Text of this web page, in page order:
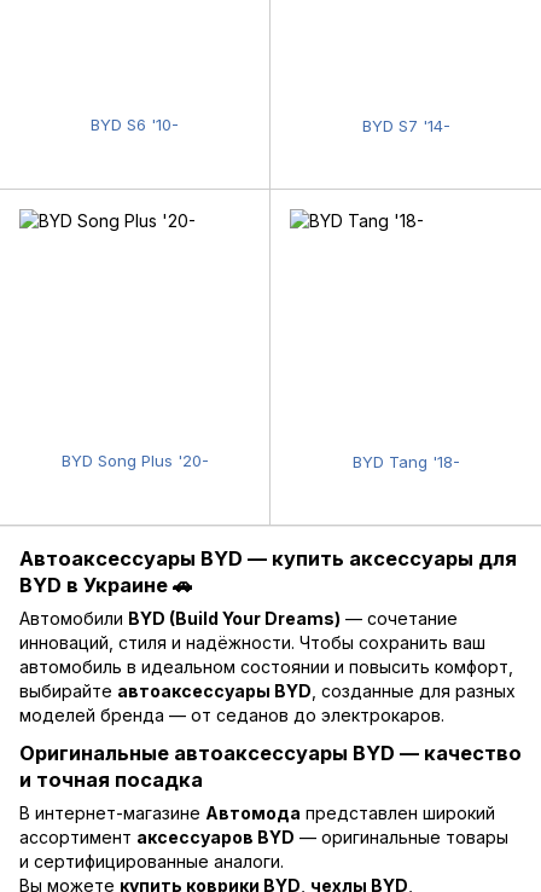
Автоаксессуары BYD — купить аксессуары для
BYD в Украине 🚗
Автомобили BYD (Build Your Dreams) — сочетание
инноваций, стиля и надёжности. Чтобы сохранить ваш
автомобиль в идеальном состоянии и повысить комфорт,
выбирайте автоаксессуары BYD , созданные для разных
моделей бренда — от седанов до электрокаров.
Оригинальные автоаксессуары BYD — качество
и точная посадка
В интернет-магазине Автомода представлен широкий
ассортимент аксессуаров BYD — оригинальные товары
и сертифицированные аналоги.
Вы можете купить коврики BYD чехлы BYD
BYD S6 '10- BYD S7 '14-
BYD Song Plus '20- BYD Tang '18-